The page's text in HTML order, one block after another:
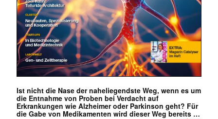
Ist nicht die Nase der naheliegendste Weg, wenn es um
die Entnahme von Proben bei Verdacht auf
Erkrankungen wie Alzheimer oder Parkinson geht? Für
die Gabe von Medikamenten wird dieser Weg bereits …